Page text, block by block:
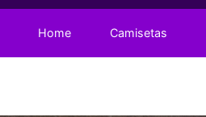
Home Camisetas